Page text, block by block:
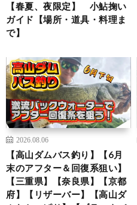
【春夏、夜限定】 小鮎掬い
ガイド【場所・道具・料理ま
で】
2026.08.06
【高山ダムバス釣り】【6月
末のアフター＆回復系狙い】
【三重県】【奈良県】【京都
府】【リザーバー】【高山ダ